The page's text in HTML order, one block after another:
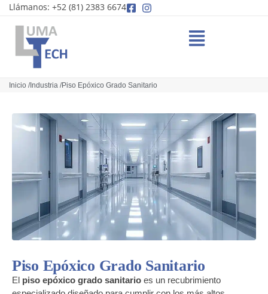
Llámanos: +52 (81) 2383 6674
Inicio /Industria /Piso Epóxico Grado Sanitario
Piso Epóxico Grado Sanitario
El piso epóxico grado sanitario es un recubrimiento